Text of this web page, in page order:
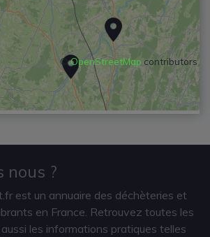
©OpenStreetMap contributors
nous ?
est un annuaire des déchèteries et
en France. Retrouvez toutes les
les informations pratiques telles